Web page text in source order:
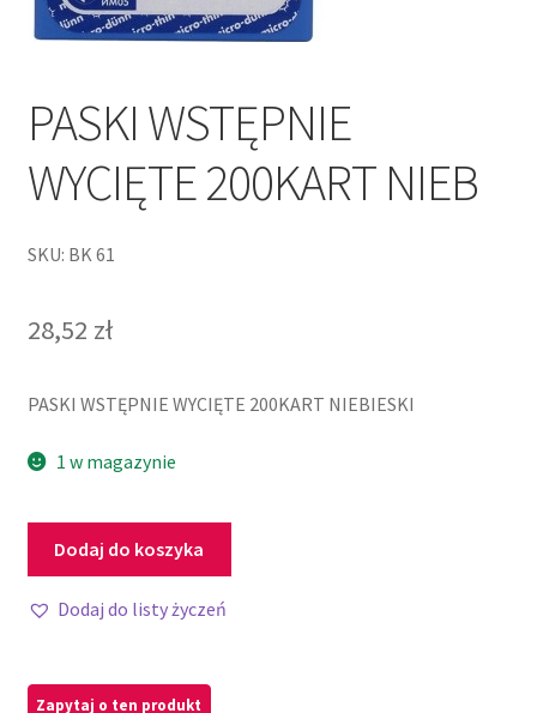
PASKI WSTĘPNIE
WYCIĘTE 200KART NIEB
SKU: BK 61
28,52 zł
PASKI WSTĘPNIE WYCIĘTE 200KART NIEBIESKI
1 w magazynie
Dodaj do koszyka
Dodaj do listy życzeń